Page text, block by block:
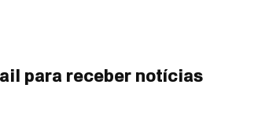
para receber notícias